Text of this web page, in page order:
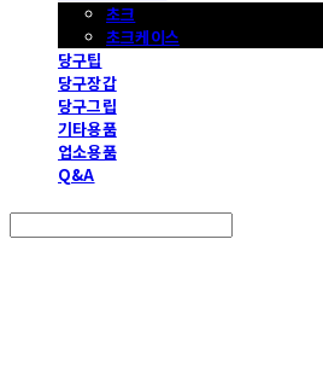
초크
초크케이스
당구팁
당구장갑
당구그립
기타용품
업소용품
Q&A